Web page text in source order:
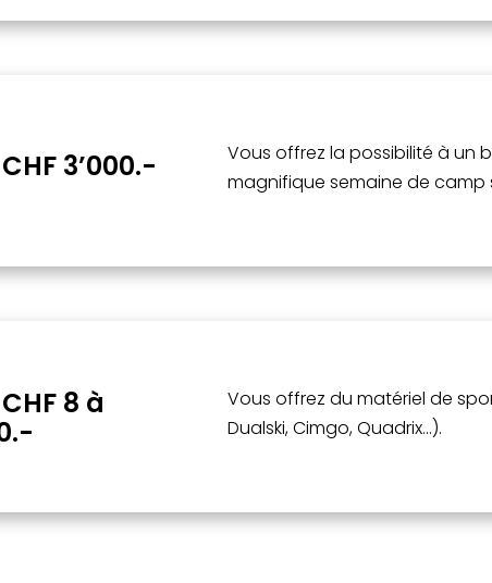
3’000.-
Vous offrez la possibilité à un
magnifique semaine de camp
8 à
Vous offrez du matériel de
Dualski, Cimgo, Quadrix…).